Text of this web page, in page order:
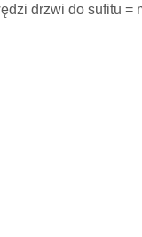
drzwi do sufitu =